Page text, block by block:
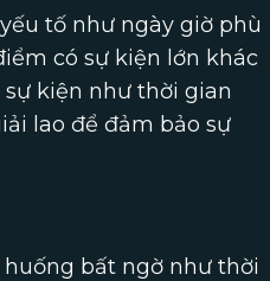
tố như ngày giờ phù
có sự kiện lớn khác
kiện như thời gian
lao để đảm bảo sự
bất ngờ như thời